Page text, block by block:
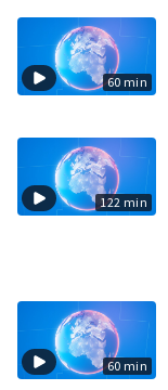
60 min
122 min
60 min